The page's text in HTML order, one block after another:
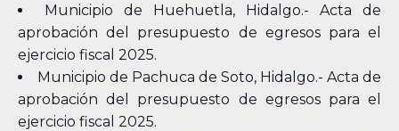
Municipio de Huehuetla, Hidalgo.- Acta de
aprobación del presupuesto de egresos para el
ejercicio fiscal 2025.
Municipio de Pachuca de Soto, Hidalgo.- Acta de
aprobación del presupuesto de egresos para el
ejercicio fiscal 2025.